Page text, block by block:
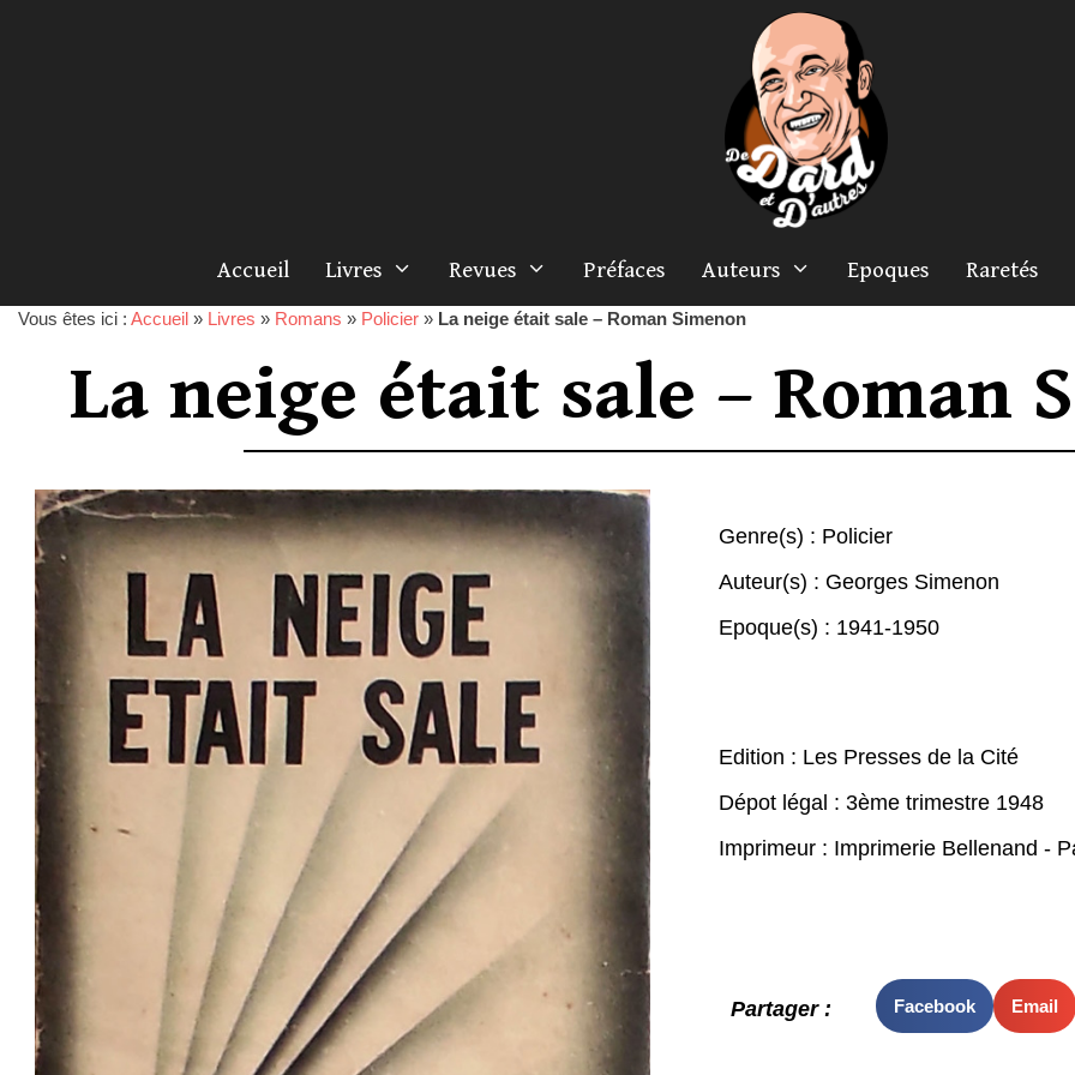
Accueil Livres Revues Préfaces Auteurs Epoques Raretés
Vous êtes ici : Accueil » Livres » Romans » Policier » La neige était sale – Roman Simenon
La neige était sale – Roman
Genre(s) : Policier
Auteur(s) : Georges Simenon
Epoque(s) : 1941-1950
Edition : Les Presses de la Cité
Dépot légal : 3ème trimestre 1948
Imprimeur : Imprimerie Bellenand -
Partager : Facebook Email